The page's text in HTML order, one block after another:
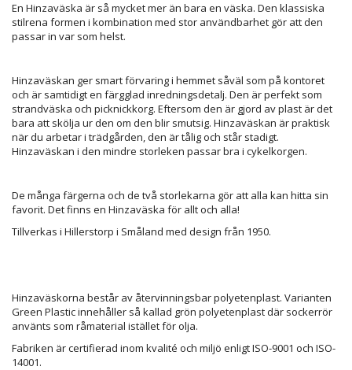
En Hinzaväska är så mycket mer än bara en väska. Den klassiska
stilrena formen i kombination med stor användbarhet gör att den
passar in var som helst.
Hinzaväskan ger smart förvaring i hemmet såväl som på kontoret
och är samtidigt en färgglad inredningsdetalj. Den är perfekt som
strandväska och picknickkorg. Eftersom den är gjord av plast är det
bara att skölja ur den om den blir smutsig. Hinzaväskan är praktisk
när du arbetar i trädgården, den är tålig och står stadigt.
Hinzaväskan i den mindre storleken passar bra i cykelkorgen.
De många färgerna och de två storlekarna gör att alla kan hitta sin
favorit. Det finns en Hinzaväska för allt och alla!
Tillverkas i Hillerstorp i Småland med design från 1950.
Hinzaväskorna består av återvinningsbar polyetenplast. Varianten
Green Plastic innehåller så kallad grön polyetenplast där sockerrör
använts som råmaterial istället för olja.
Fabriken är certifierad inom kvalité och miljö enligt ISO-9001 och ISO-
14001.